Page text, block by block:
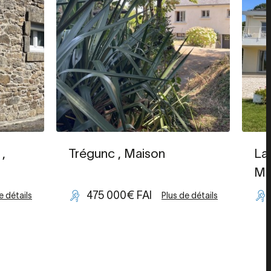
,
détails
Trégunc , Maison
475 000€ FAI Plus de détails